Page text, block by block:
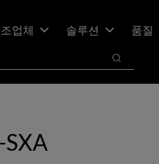
업체 솔루션
품질
검색